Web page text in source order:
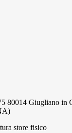
80014 Giugliano in
store fisico